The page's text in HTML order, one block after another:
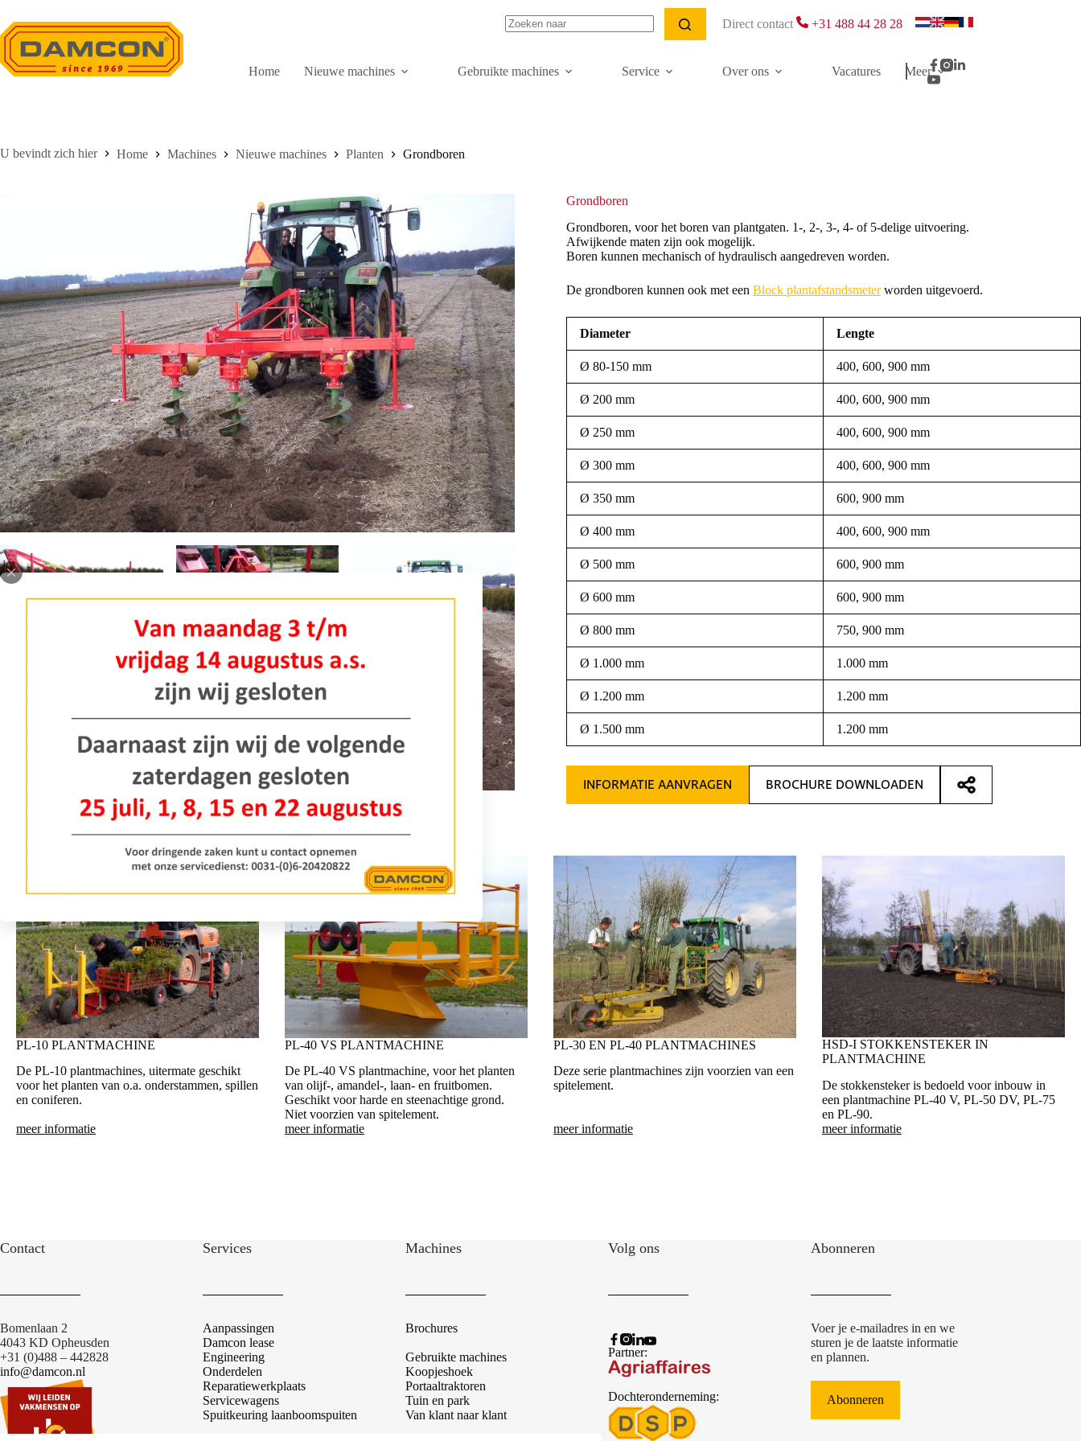
naar
de
inhoud
Geen
Direct contact +31 488 44 28 28
Home Nieuwe machines Gebruikte machines Service Over ons Vacatures Meer
Home Machines Nieuwe machines Planten Grondboren
Grondboren
Grondboren, voor het boren van plantgaten. 1-, 2-, 3-, 4- of 5-delige uitvoering.
Afwijkende maten zijn ook mogelijk.
Boren kunnen mechanisch of hydraulisch aangedreven worden.
De grondboren kunnen ook met een Block plantafstandsmeterworden uitgevoerd.
Diameter Lengte
Ø 80-150 mm 400, 600, 900 mm
Ø 200 mm 400, 600, 900 mm
Ø 250 mm 400, 600, 900 mm
Ø 300 mm 400, 600, 900 mm
Ø 350 mm 600, 900 mm
Ø 400 mm 400, 600, 900 mm
Ø 500 mm 600, 900 mm
Ø 600 mm 600, 900 mm
Ø 800 mm 750, 900 mm
Ø 1.000 mm 1.000 mm
Ø 1.200 mm 1.200 mm
Ø 1.500 mm 1.200 mm
INFORMATIE AANVRAGEN BROCHURE DOWNLOADEN
PL-10 PLANTMACHINE
De PL-10 plantmachines, uitermate geschikt
voor het planten van o.a. onderstammen, spillen
en coniferen.
meer informatie
PL-40 VS PLANTMACHINE
De PL-40 VS plantmachine, voor het planten
van olijf-, amandel-, laan- en fruitbomen.
Geschikt voor harde en steenachtige grond.
Niet voorzien van spitelement.
meer informatie
PL-30 EN PL-40 PLANTMACHINES
Deze serie plantmachines zijn voorzien van een
spitelement.
meer informatie
HSD-I STOKKENSTEKER IN
PLANTMACHINE
De stokkensteker is bedoeld voor inbouw in
een plantmachine PL-40 V, PL-50 DV, PL-75
en PL-90.
meer informatie
Contact
Bomenlaan 2
4043 KD Opheusden
+31 (0)488 – 442828
info@damcon.nl
Services
Aanpassingen
Damcon lease
Engineering
Onderdelen
Reparatiewerkplaats
Servicewagens
Spuitkeuring laanboomspuiten
Machines
Brochures
Gebruikte machines
Koopjeshoek
Portaaltraktoren
Tuin en park
Van klant naar klant
Volg ons
Partner:
Dochteronderneming:
Abonneren
Voer je e-mailadres in en we
sturen je de laatste informatie
en plannen.
Abonneren